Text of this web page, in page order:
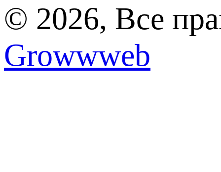
© 2026, Все
Growwweb